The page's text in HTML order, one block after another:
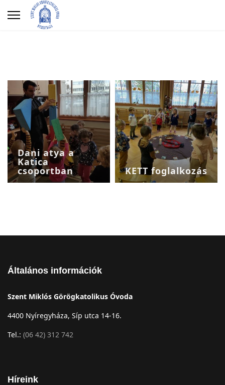
Dani atya a
Katica
csoportban KETT foglalkozás
Általános információk
Szent Miklós Görögkatolikus Óvoda
4400 Nyíregyháza, Síp utca 14-16.
Tel.: (06 42) 312 742
Híreink